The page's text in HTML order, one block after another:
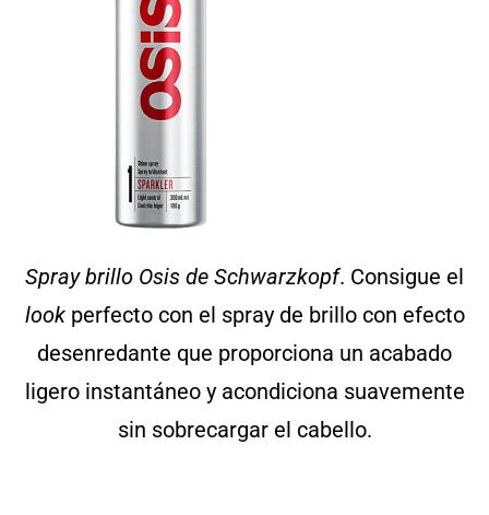
Spray brillo Osis de Schwarzkopf. Consigue el
look perfecto con el spray de brillo con efecto
desenredante que proporciona un acabado
ligero instantáneo y acondiciona suavemente
sin sobrecargar el cabello.